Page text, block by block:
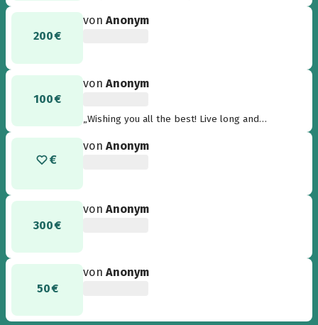
200 €
vonAnonym
100 €
vonAnonym
„Wishing you all the best! Live long and
you. Miss you x“
vonAnonym
300 €
vonAnonym
50 €
vonAnonym